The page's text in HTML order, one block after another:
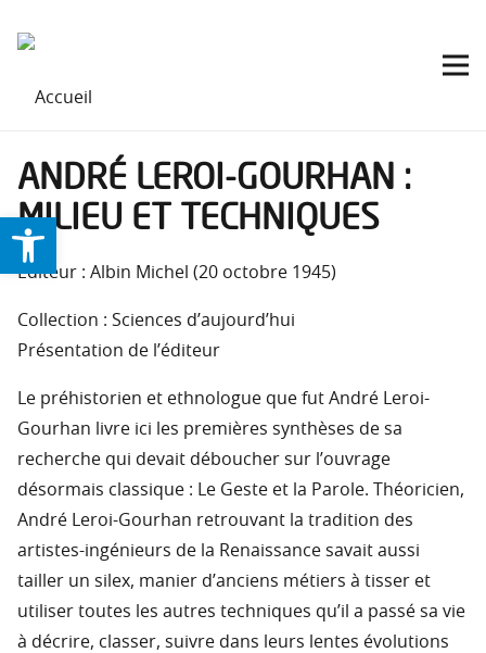
ANDRÉ LEROI-GOURHAN :
MILIEU ET TECHNIQUES
Éditeur : Albin Michel (20 octobre 1945)
Collection : Sciences d’aujourd’hui
Présentation de l’éditeur
Le préhistorien et ethnologue que fut André Leroi-
Gourhan livre ici les premières synthèses de sa
recherche qui devait déboucher sur l’ouvrage
désormais classique : Le Geste et la Parole. Théoricien,
André Leroi-Gourhan retrouvant la tradition des
artistes-ingénieurs de la Renaissance savait aussi
tailler un silex, manier d’anciens métiers à tisser et
utiliser toutes les autres techniques qu’il a passé sa vie
à décrire, classer, suivre dans leurs lentes évolutions
Ouvrir la barre d’outils